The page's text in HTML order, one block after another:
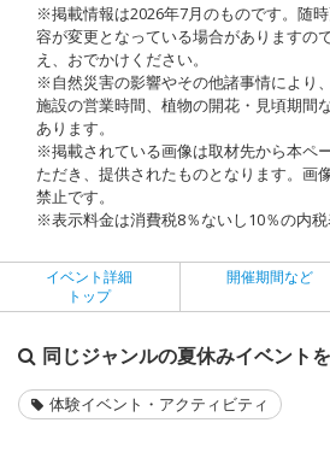
※掲載情報は2026年7月のものです。随
容が変更となっている場合がありますの
え、おでかけください。
※自然災害の影響やその他諸事情により
施設の営業時間、植物の開花・見頃期間
あります。
※掲載されている画像は取材先から本ペ
ただき、提供されたものとなります。画
禁止です。
※表示料金は消費税8％ないし10％の内税
イベント詳細
トップ
開催期間など
同じジャンルの夏休みイベント
体験イベント・アクティビティ